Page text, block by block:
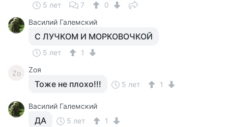
5 лет 7
0
Василий Галемский
С ЛУЧКОМ И МОРКОВОЧКОЙ
5 лет 1
Zо Zоя
Тоже не плохо!!! 5 лет 1
Василий Галемский
ДА 5 лет 1